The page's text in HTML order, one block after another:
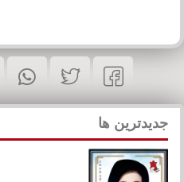
جدیدترین ها